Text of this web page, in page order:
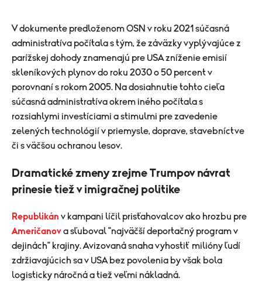
V dokumente predloženom OSN v roku 2021 súčasná
administratíva počítala s tým, že záväzky vyplývajúce z
parížskej dohody znamenajú pre USA zníženie emisií
skleníkových plynov do roku 2030 o 50 percent v
porovnaní s rokom 2005. Na dosiahnutie tohto cieľa
súčasná administratíva okrem iného počítala s
rozsiahlymi investíciami a stimulmi pre zavedenie
zelených technológií v priemysle, doprave, stavebníctve
či s väčšou ochranou lesov.
Dramatické zmeny zrejme Trumpov návrat
prinesie tiež v imigračnej politike
Republikán v kampani líčil prisťahovalcov ako hrozbu pre
Američanova sľuboval "najväčší deportačný program v
dejinách" krajiny. Avizovaná snaha vyhostiť milióny ľudí
zdržiavajúcich sa v USA bez povolenia by však bola
logisticky náročná a tiež veľmi nákladná.